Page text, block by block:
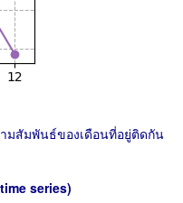
มสัมพันธ์ของเดือนที่อยู่ติดกัน
series)